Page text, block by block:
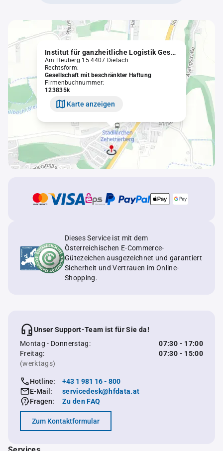
Institut für ganzheitliche Logistik Gesellschaft m.b.H.
Am Heuberg 15 4407 Dietach
Rechtsform:
Gesellschaft mit beschränkter Haftung
Firmenbuchnummer:
123835k
Karte anzeigen
Dieses Service ist mit dem
Österreichischen E-Commerce-
Gütezeichen ausgezeichnet und garantiert
Sicherheit und Vertrauen im Online-
Shopping.
Unser Support-Team ist für Sie da!
Montag - Donnerstag:
07:30 - 17:00
Freitag:
07:30 - 15:00
(werktags)
Hotline:
+43 1 981 16 - 800
E-Mail:
servicedesk@hfdata.at
Fragen:
Zu den FAQ
Zum Kontaktformular